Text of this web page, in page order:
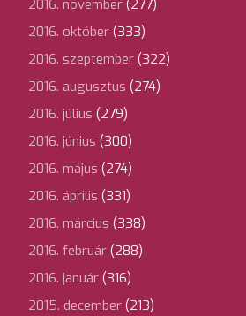
2016. november (277)
2016. október (333)
2016. szeptember (322)
2016. augusztus (274)
2016. július (279)
2016. június (300)
2016. május (274)
2016. április (331)
2016. március (338)
2016. február (288)
2016. január (316)
2015. december (213)